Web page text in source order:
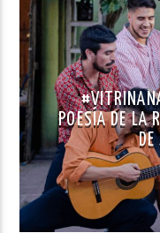
POESÍA DE LA
DE